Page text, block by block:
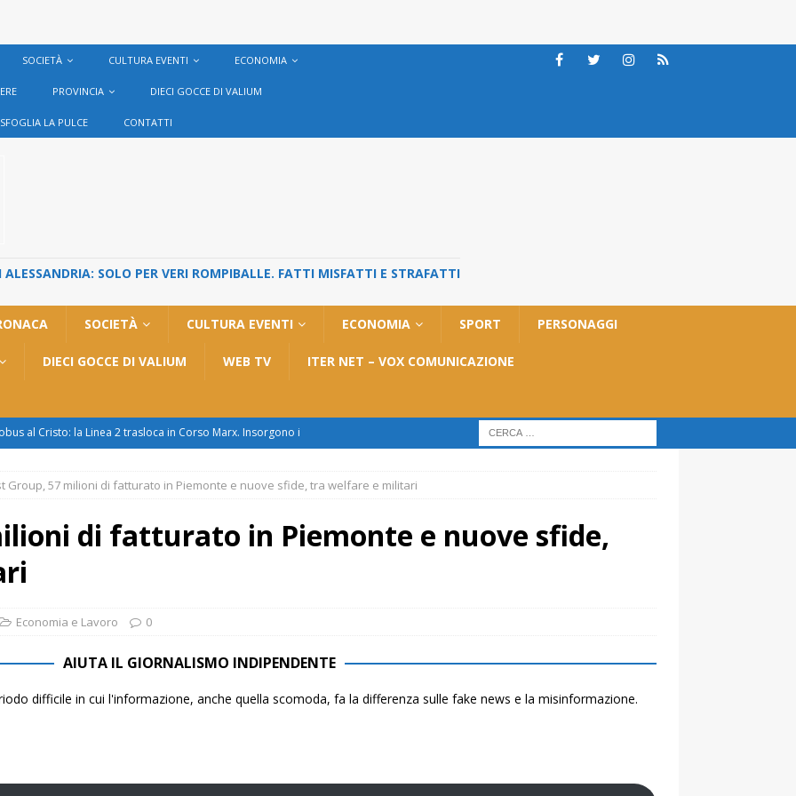
SOCIETÀ CULTURA EVENTI ECONOMIA
PROVINCIA DIECI GOCCE DI VALIUM
SFOGLIA LA PULCE CONTATTI
SOLO PER VERI ROMPIBALLE. FATTI MISFATTI E STRAFATTI
SOCIETÀ CULTURA EVENTI ECONOMIA SPORT PERSONAGGI
DIECI GOCCE DI VALIUM WEB TV ITER NET – VOX COMUNICAZIONE
al Cristo: la Linea 2 trasloca in Corso Marx. Insorgono i
da Torino al Pam di Alessandria: “Ci vogliono
Group, 57 milioni di fatturato in Piemonte e nuove sfide, tra welfare e militari
di fatturato in Piemonte e nuove sfide,
Economia e Lavoro 0
AIUTA IL GIORNALISMO INDIPENDENTE
difficile in cui l'informazione, anche quella scomoda, fa la differenza sulle fake news e la misinformazione.